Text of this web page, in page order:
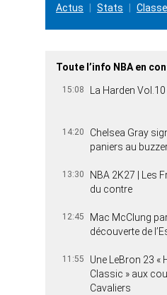
Actus
Stats
Toute l’info NBA en
15:08 La Harden
14:20
Chelsea Gray
paniers au
13:30
NBA 2K27 | Les
du contre
12:45
Mac McClung
découverte de
11:55
Une LeBron 23 «
Classic » aux
Cavaliers